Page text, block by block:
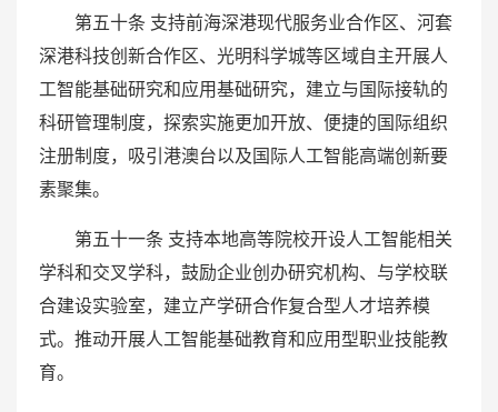
第五十条 支持前海深港现代服务业合作区、河套
深港科技创新合作区、光明科学城等区域自主开展人
工智能基础研究和应用基础研究，建立与国际接轨的
科研管理制度，探索实施更加开放、便捷的国际组织
注册制度，吸引港澳台以及国际人工智能高端创新要
素聚集。
第五十一条 支持本地高等院校开设人工智能相关
学科和交叉学科，鼓励企业创办研究机构、与学校联
合建设实验室，建立产学研合作复合型人才培养模
式。推动开展人工智能基础教育和应用型职业技能教
育。